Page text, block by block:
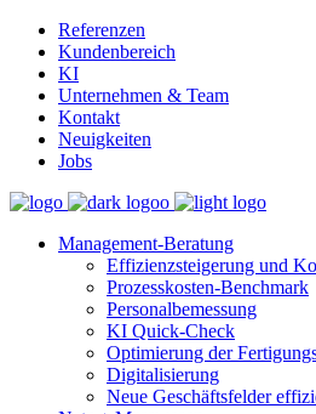
Referenzen
Kundenbereich
KI
Unternehmen & Team
Kontakt
Neuigkeiten
Jobs
Management-Beratung
Effizienzsteigerung und
Prozesskosten-Benchmark
Personalbemessung
KI Quick-Check
Optimierung der
Digitalisierung
Neue Geschäftsfelder